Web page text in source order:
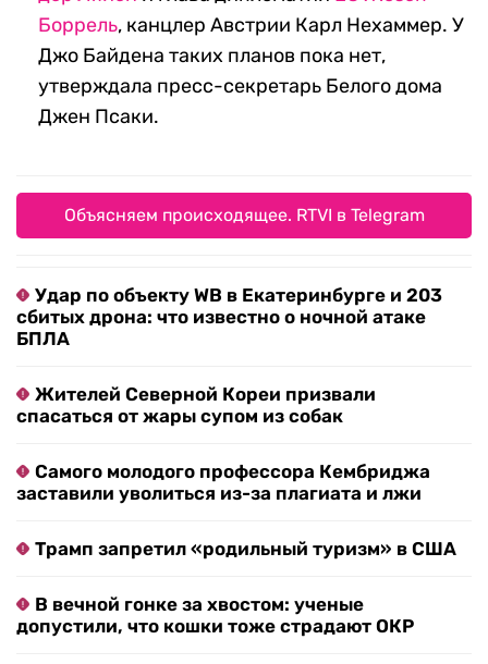
Боррель, канцлер Австрии Карл Нехаммер. У
Джо Байдена таких планов пока нет,
утверждала пресс-секретарь Белого дома
Джен Псаки.
Объясняем происходящее. RTVI в Telegram
Удар по объекту WB в Екатеринбурге и 203
сбитых дрона: что известно о ночной атаке
БПЛА
Жителей Северной Кореи призвали
спасаться от жары супом из собак
Самого молодого профессора Кембриджа
заставили уволиться из-за плагиата и лжи
Трамп запретил «родильный туризм» в США
В вечной гонке за хвостом: ученые
допустили, что кошки тоже страдают ОКР